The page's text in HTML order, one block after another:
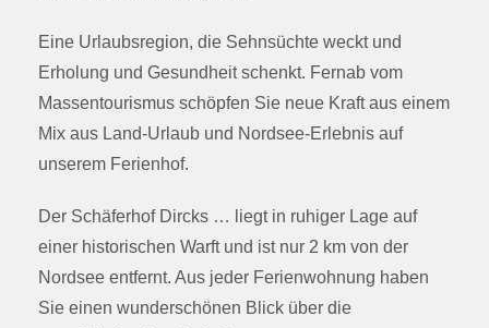
Eine Urlaubsregion, die Sehnsüchte weckt und
Erholung und Gesundheit schenkt. Fernab vom
Massentourismus schöpfen Sie neue Kraft aus einem
Mix aus Land-Urlaub und Nordsee-Erlebnis auf
unserem Ferienhof.
Der Schäferhof Dircks … liegt in ruhiger Lage auf
einer historischen Warft und ist nur 2 km von der
Nordsee entfernt. Aus jeder Ferienwohnung haben
Sie einen wunderschönen Blick über die